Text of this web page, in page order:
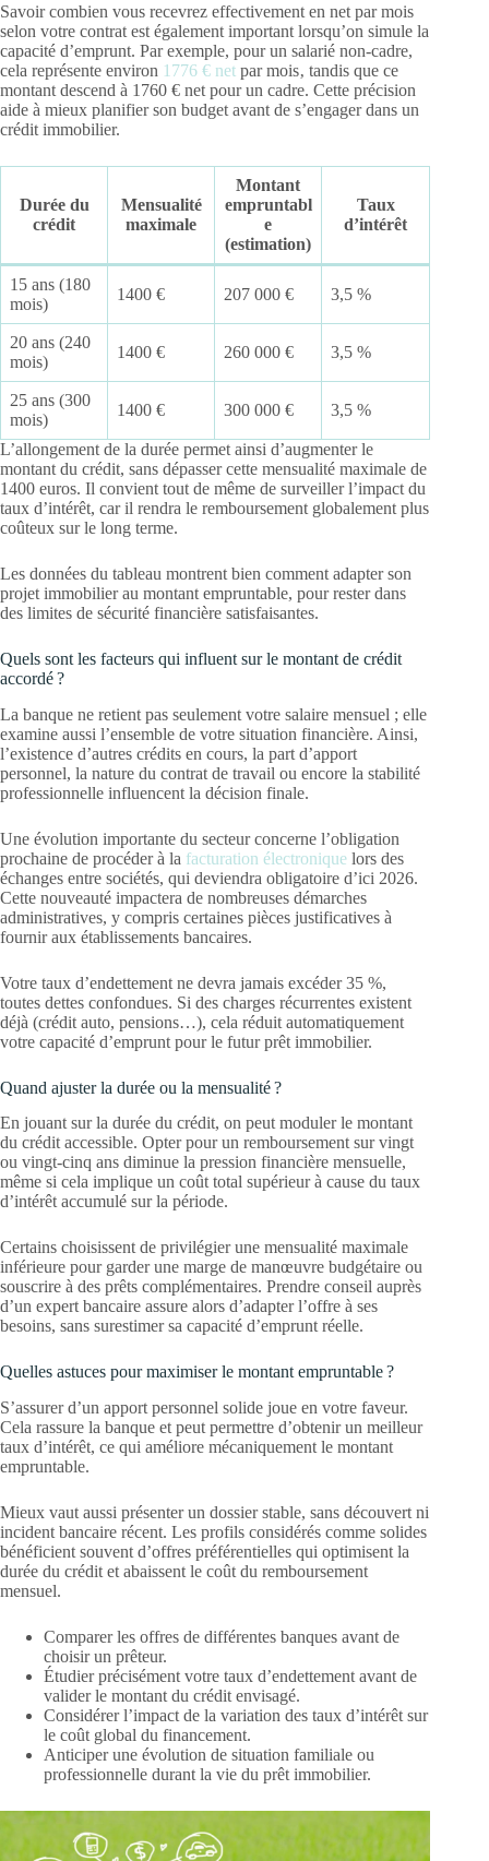
Savoir combien vous recevrez effectivement en net par mois
selon votre contrat est également important lorsqu’on simule la
capacité d’emprunt. Par exemple, pour un salarié non-cadre,
cela représente environ 1776 € net par mois‚ tandis que ce
montant descend à 1760 € net pour un cadre. Cette précision
aide à mieux planifier son budget avant de s’engager dans un
crédit immobilier.
Durée du
crédit
Mensualité
maximale
Montant
empruntabl
e
(estimation)
Taux
d’intérêt
15 ans (180
mois)
1400 € 207 000 € 3,5 %
20 ans (240
mois)
1400 € 260 000 € 3,5 %
25 ans (300
mois)
1400 € 300 000 € 3,5 %
L’allongement de la durée permet ainsi d’augmenter le
montant du crédit, sans dépasser cette mensualité maximale de
1400 euros. Il convient tout de même de surveiller l’impact du
taux d’intérêt, car il rendra le remboursement globalement plus
coûteux sur le long terme.
Les données du tableau montrent bien comment adapter son
projet immobilier au montant empruntable, pour rester dans
des limites de sécurité financière satisfaisantes.
Quels sont les facteurs qui influent sur le montant de crédit
accordé ?
La banque ne retient pas seulement votre salaire mensuel ; elle
examine aussi l’ensemble de votre situation financière. Ainsi,
l’existence d’autres crédits en cours, la part d’apport
personnel, la nature du contrat de travail ou encore la stabilité
professionnelle influencent la décision finale.
Une évolution importante du secteur concerne l’obligation
prochaine de procéder à la facturation électronique lors des
échanges entre sociétés, qui deviendra obligatoire d’ici 2026.
Cette nouveauté impactera de nombreuses démarches
administratives, y compris certaines pièces justificatives à
fournir aux établissements bancaires.
Votre taux d’endettement ne devra jamais excéder 35 %,
toutes dettes confondues. Si des charges récurrentes existent
déjà (crédit auto, pensions…), cela réduit automatiquement
votre capacité d’emprunt pour le futur prêt immobilier.
Quand ajuster la durée ou la mensualité ?
En jouant sur la durée du crédit, on peut moduler le montant
du crédit accessible. Opter pour un remboursement sur vingt
ou vingt-cinq ans diminue la pression financière mensuelle,
même si cela implique un coût total supérieur à cause du taux
d’intérêt accumulé sur la période.
Certains choisissent de privilégier une mensualité maximale
inférieure pour garder une marge de manœuvre budgétaire ou
souscrire à des prêts complémentaires. Prendre conseil auprès
d’un expert bancaire assure alors d’adapter l’offre à ses
besoins, sans surestimer sa capacité d’emprunt réelle.
Quelles astuces pour maximiser le montant empruntable ?
S’assurer d’un apport personnel solide joue en votre faveur.
Cela rassure la banque et peut permettre d’obtenir un meilleur
taux d’intérêt, ce qui améliore mécaniquement le montant
empruntable.
Mieux vaut aussi présenter un dossier stable, sans découvert ni
incident bancaire récent. Les profils considérés comme solides
bénéficient souvent d’offres préférentielles qui optimisent la
durée du crédit et abaissent le coût du remboursement
mensuel.
Comparer les offres de différentes banques avant de
choisir un prêteur.
Étudier précisément votre taux d’endettement avant de
valider le montant du crédit envisagé.
Considérer l’impact de la variation des taux d’intérêt sur
le coût global du financement.
Anticiper une évolution de situation familiale ou
professionnelle durant la vie du prêt immobilier.